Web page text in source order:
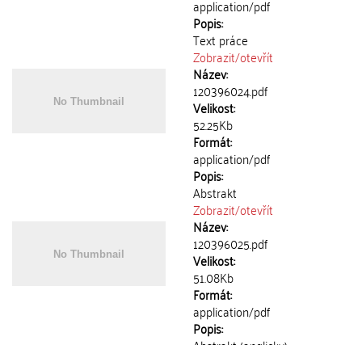
application/pdf
Popis:
Text práce
Zobrazit/otevřít
Název:
120396024.pdf
Velikost:
52.25Kb
Formát:
application/pdf
Popis:
Abstrakt
Zobrazit/otevřít
Název:
120396025.pdf
Velikost:
51.08Kb
Formát:
application/pdf
Popis: